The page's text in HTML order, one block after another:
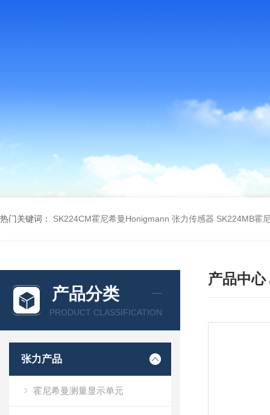
热门关键词： SK224CM霍尼希曼Honigmann 张力传感器 SK224MB霍
产品分类
PRODUCT CLASSIFICATION
张力产品
霍尼希曼测量显示单元
产品中心